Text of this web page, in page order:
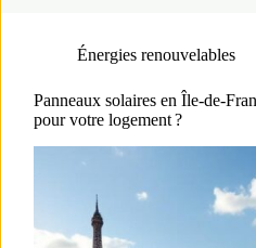
Énergies renouvelables
Panneaux solaires en Île-de-
pour votre logement ?